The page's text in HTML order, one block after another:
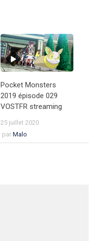
Pocket Monsters
2019 épisode 029
VOSTFR streaming
25 juillet 2020
par Malo